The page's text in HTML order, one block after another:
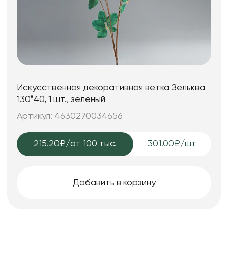
Искусственная декоративная ветка Зельква
130*40, 1 шт., зеленый
Артикул: 4630270034656
215.20₽/от 100 тыс. 301.00₽/шт
Добавить в корзину